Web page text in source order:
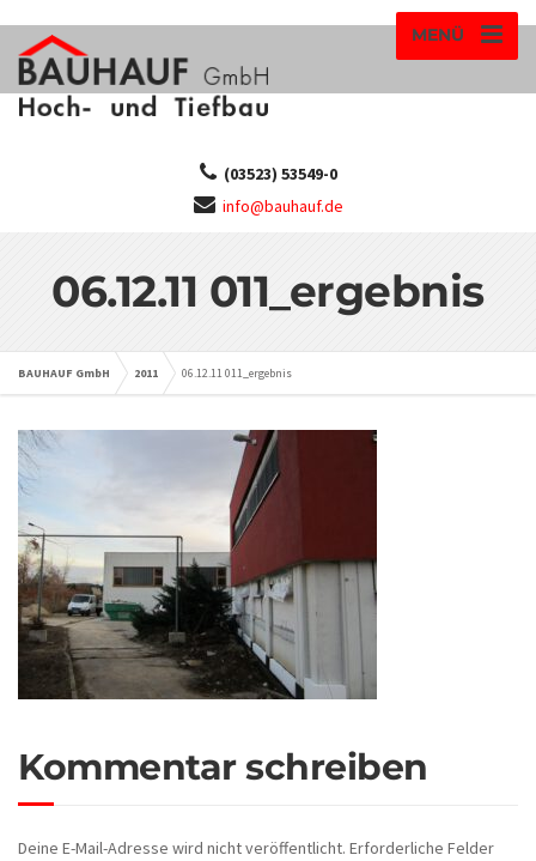
MENÜ
(03523) 53549-0
info@bauhauf.de
06.12.11 011_ergebnis
BAUHAUF GmbH 2011 06.12.11 011_ergebnis
Kommentar schreiben
Deine E-Mail-Adresse wird nicht veröffentlicht. Erforderliche Felder